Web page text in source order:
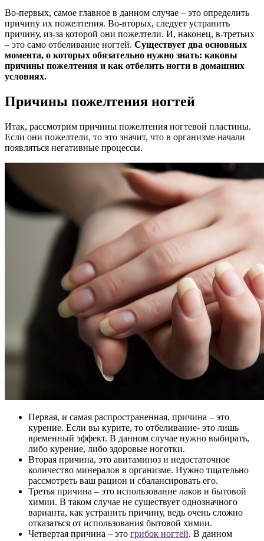
Во-первых, самое главное в данном случае – это определить
причину их пожелтения. Во-вторых, следует устранить
причину, из-за которой они пожелтели. И, наконец, в-третьих
– это само отбеливание ногтей. Существует два основных
момента, о которых обязательно нужно знать: каковы
причины пожелтения и как отбелить ногти в домашних
условиях.
Причины пожелтения ногтей
Итак, рассмотрим причины пожелтения ногтевой пластины.
Если они пожелтели, то это значит, что в организме начали
появляться негативные процессы.
Первая, и самая распространенная, причина – это
курение. Если вы курите, то отбеливание- это лишь
временный эффект. В данном случае нужно выбирать,
либо курение, либо здоровые ноготки.
Вторая причина, это авитаминоз и недостаточное
количество минералов в организме. Нужно тщательно
рассмотреть ваш рацион и сбалансировать его.
Третья причина – это использование лаков и бытовой
химии. В таком случае не существует однозначного
варианта, как устранить причину, ведь очень сложно
отказаться от использования бытовой химии.
Четвертая причина – это грибок ногтей. В данном